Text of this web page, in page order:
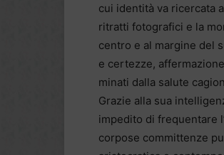
cui identità va ricercata
ritratti fotografici e la
centro e al margine del
e certezze,
minati dalla salute
Grazie alla sua
impedito di frequentare
corpose committenze